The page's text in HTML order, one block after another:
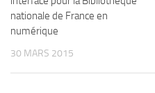
nationale de France en
numérique
30 MARS 2015